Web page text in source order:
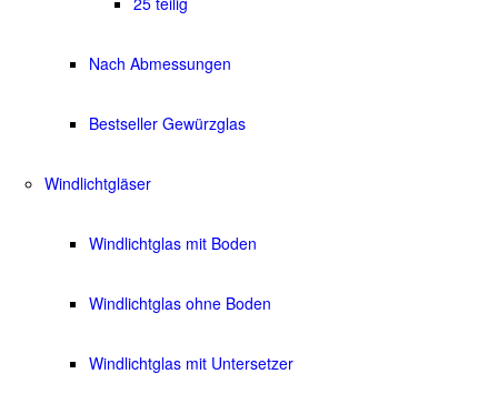
Nach Abmessungen
Bestseller Gewürzglas
Windlichtgläser
Windlichtglas mit Boden
Windlichtglas ohne Boden
Windlichtglas mit Untersetzer